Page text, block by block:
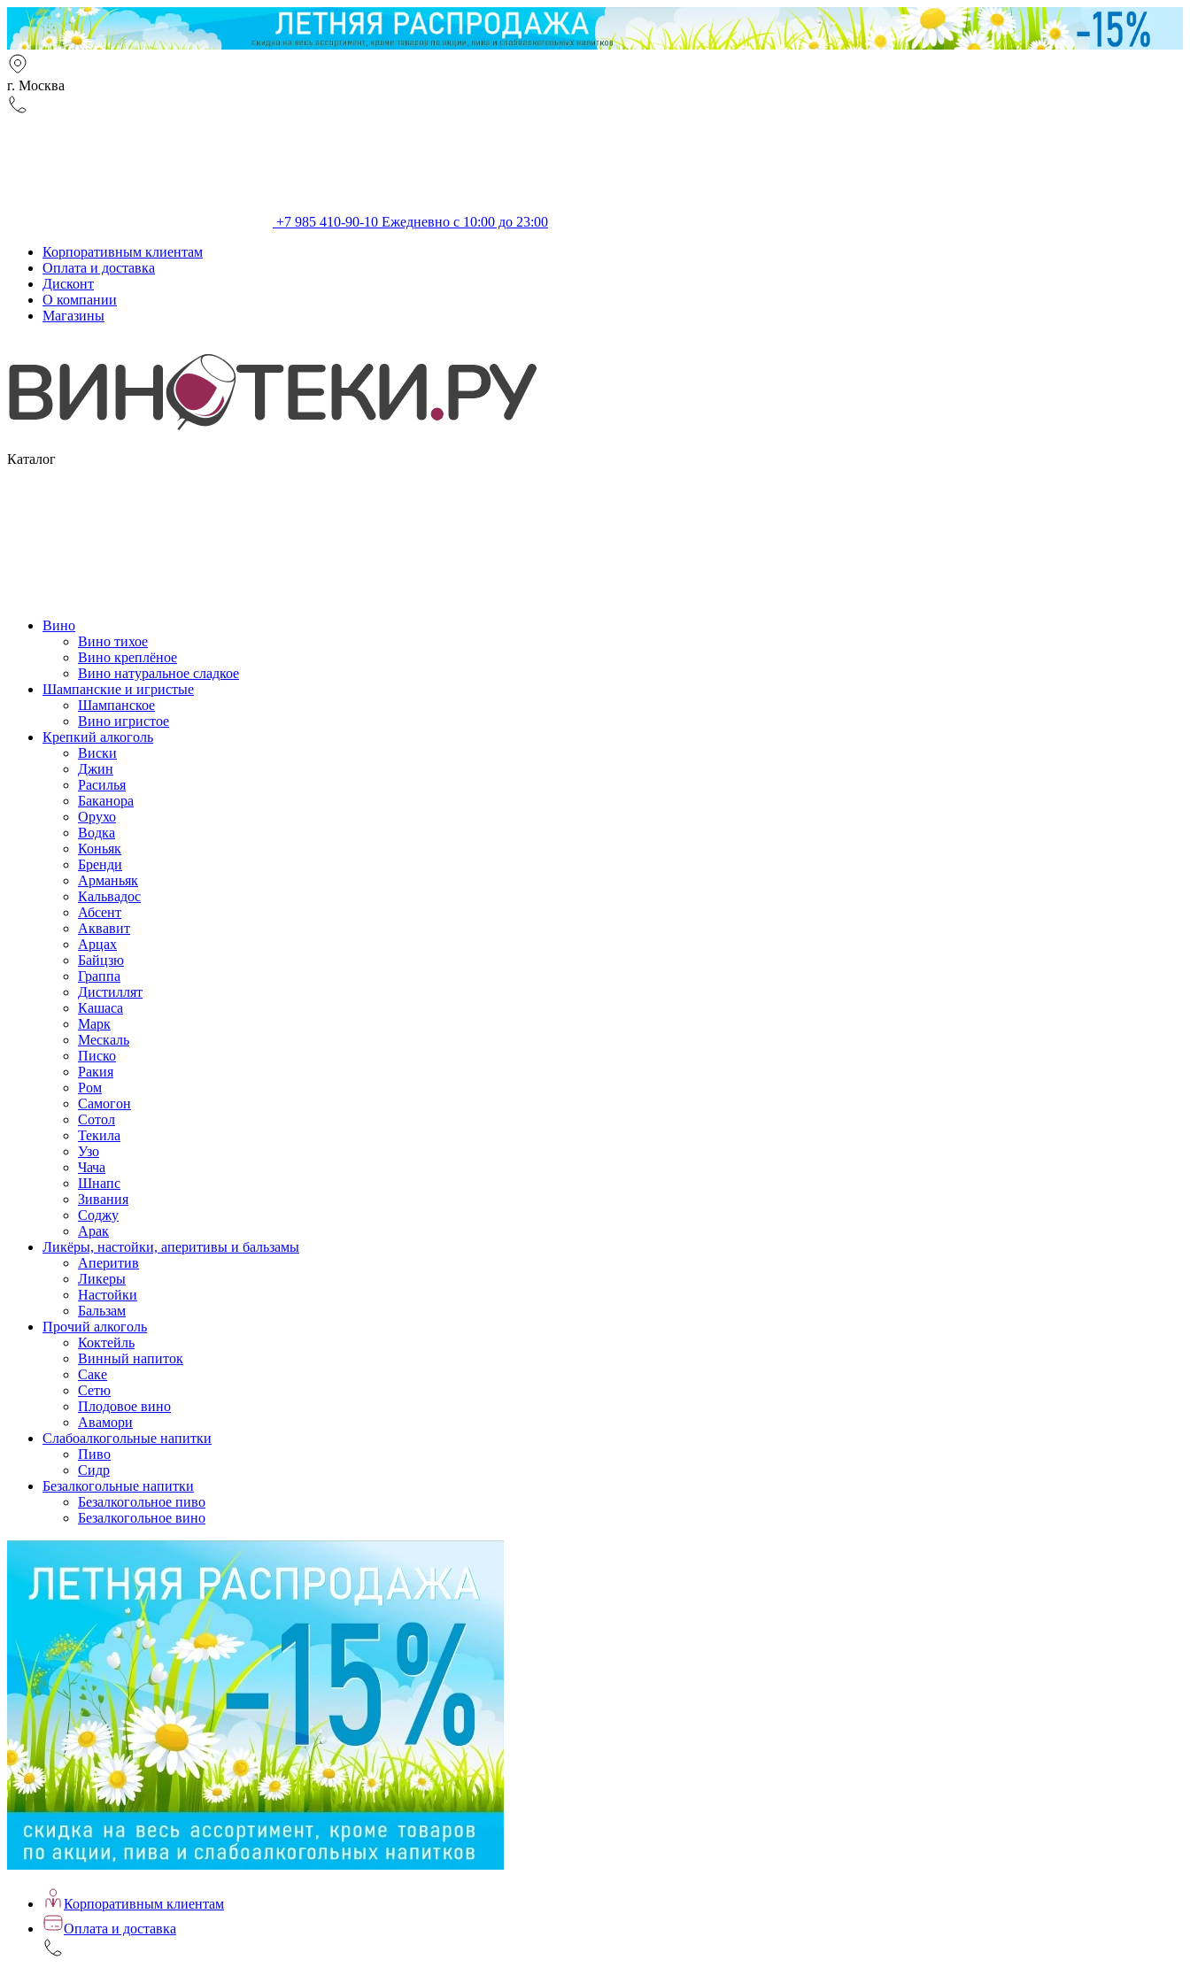
г. Москва
+7 985 410-90-10 Ежедневно с 10:00 до 23:00
Корпоративным клиентам
Оплата и доставка
Дисконт
О компании
Магазины
Каталог
Вино
Вино тихое
Вино креплёное
Вино натуральное сладкое
Шампанские и игристые
Шампанское
Вино игристое
Крепкий алкоголь
Виски
Джин
Расилья
Баканора
Орухо
Водка
Коньяк
Бренди
Арманьяк
Кальвадос
Абсент
Аквавит
Арцах
Байцзю
Граппа
Дистиллят
Кашаса
Марк
Мескаль
Писко
Ракия
Ром
Самогон
Сотол
Текила
Узо
Чача
Шнапс
Зивания
Соджу
Арак
Ликёры, настойки, аперитивы и бальзамы
Аперитив
Ликеры
Настойки
Бальзам
Прочий алкоголь
Коктейль
Винный напиток
Саке
Сетю
Плодовое вино
Авамори
Слабоалкогольные напитки
Пиво
Сидр
Безалкогольные напитки
Безалкогольное пиво
Безалкогольное вино
Корпоративным клиентам
Оплата и доставка